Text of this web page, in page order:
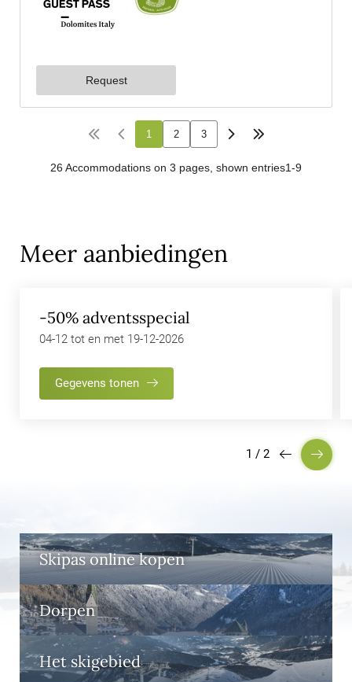
Meer aanbiedingen
-50% adventsspecial
04-12 tot en met 19-12-2026
Gegevens tonen
1 / 2
Skipas online kopen
Dorpen
Het skigebied